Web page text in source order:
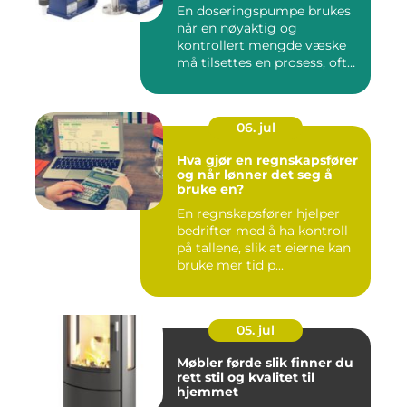
En doseringspumpe brukes
når en nøyaktig og
kontrollert mengde væske
må tilsettes en prosess, ofte
06. jul
Hva gjør en regnskapsfører
og når lønner det seg å
bruke en?
En regnskapsfører hjelper
bedrifter med å ha kontroll
på tallene, slik at eierne kan
bruke mer tid p...
05. jul
Møbler førde slik finner du
rett stil og kvalitet til
hjemmet